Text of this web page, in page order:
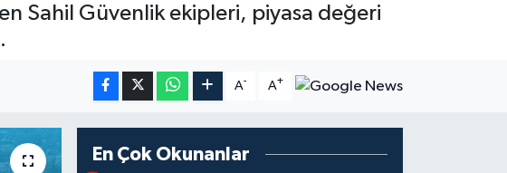
Sahil Güvenlik ekipleri, piyasa değeri
A- A+
En Çok Okunanlar